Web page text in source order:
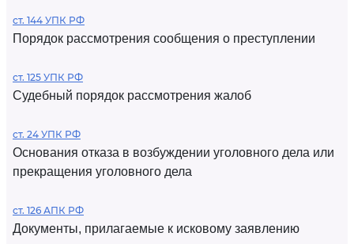
ст. 144 УПК РФ
Порядок рассмотрения сообщения о преступлении
ст. 125 УПК РФ
Судебный порядок рассмотрения жалоб
ст. 24 УПК РФ
Основания отказа в возбуждении уголовного дела или
прекращения уголовного дела
ст. 126 АПК РФ
Документы, прилагаемые к исковому заявлению